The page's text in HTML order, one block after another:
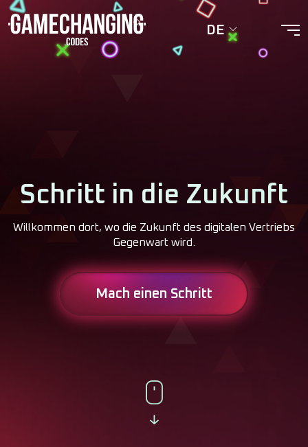
DE
Schritt in die Zukunft
Willkommen dort, wo die Zukunft des digitalen Vertriebs
Gegenwart wird.
Mach einen Schritt